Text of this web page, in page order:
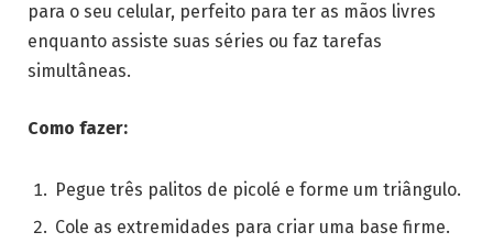
para o seu celular, perfeito para ter as mãos livres
enquanto assiste suas séries ou faz tarefas
simultâneas.
Como fazer:
Pegue três palitos de picolé e forme um triângulo.
Cole as extremidades para criar uma base firme.